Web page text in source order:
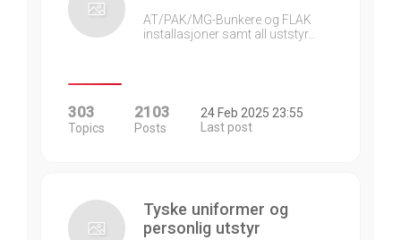
AT/PAK/MG-Bunkere og FLAK
installasjoner samt all uststyr…
303
Topics
2103
Posts
24 Feb 2025 23:55
Last post
Tyske uniformer og
personlig utstyr